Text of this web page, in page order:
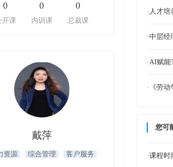
0
开课
0
内训课
0
总裁课
戴萍
资源 综合管理 客户服务
·中层经
·AI赋
您可
·课程